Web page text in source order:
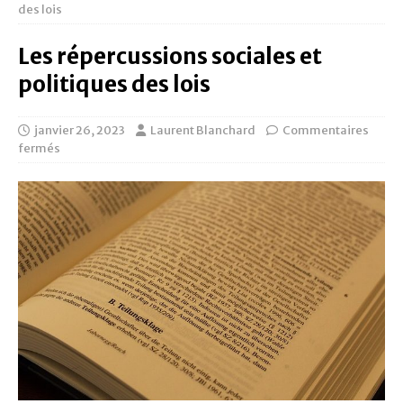
des lois
Les répercussions sociales et
politiques des lois
janvier 26, 2023 Laurent Blanchard
Commentaires
fermés